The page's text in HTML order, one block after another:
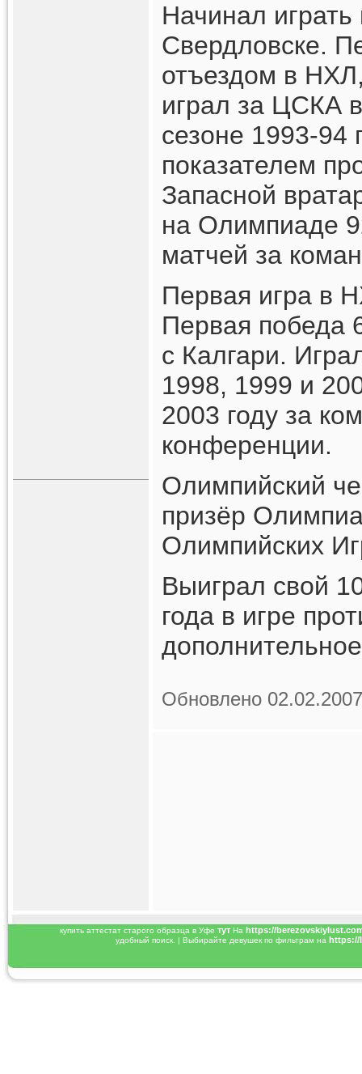
Начинал играть
Свердловске.
отъездом в
играл за ЦСКА в
сезоне 1993-94
показателем
Запасной
на Олимпиаде
матчей за
Первая игра в
Первая победа
с Калгари.
1998, 1999 и
2003 году за
конференции.
Олимпийский
призёр
Олимпийских
Выиграл свой
года в игре
Обновлено
купить аттестат старого образца в Уфе тут На https://
удобный поиск. | Выбирайте девушек по фильтрам на https://